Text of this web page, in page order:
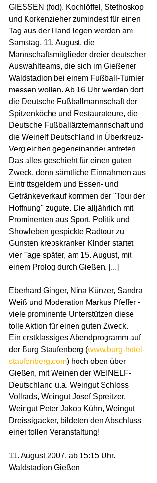
GIESSEN (fod). Kochlöffel, Stethoskop
und Korkenzieher zumindest für einen
Tag aus der Hand legen werden am
Samstag, 11. August, die
Mannschaftsmitglieder dreier deutscher
Auswahlteams, die sich im Gießener
Waldstadion bei einem Fußball-Turnier
messen wollen. Ab 16 Uhr werden dort
die Deutsche Fußballmannschaft der
Spitzenköche und Restaurateure, die
Deutsche Fußballärztemannschaft und
die Weinelf Deutschland in Überkreuz-
Vergleichen gegeneinander antreten.
Das alles geschieht für einen guten
Zweck, denn sämtliche Einnahmen aus
Eintrittsgeldern und Essen- und
Getränkeverkauf kommen der "Tour der
Hoffnung" zugute. Die alljährlich mit
Prominenten aus Sport, Politik und
Showleben gespickte Radtour zu
Gunsten krebskranker Kinder startet
vier Tage später, am 15. August, mit
einem Prolog durch Gießen. [...]
Eberhard Ginger, Nina Künzer, Sandra
Weiß und Moderation Markus Pfeffer -
viele prominente Unterstützen diese
tolle Aktion für einen guten Zweck.
Ein erstklassiges Abendprogramm auf
der Burg Staufenberg (www.burg-hotel-
staufenberg.com) hoch oben über
Gießen, mit Weinen der WEINELF-
Deutschland u.a. Weingut Schloss
Vollrads, Weingut Josef Spreitzer,
Weingut Peter Jakob Kühn, Weingut
Dreissigacker, bildeten den Abschluss
einer tollen Veranstaltung!
11. August 2007, ab 15:15 Uhr.
Waldstadion Gießen